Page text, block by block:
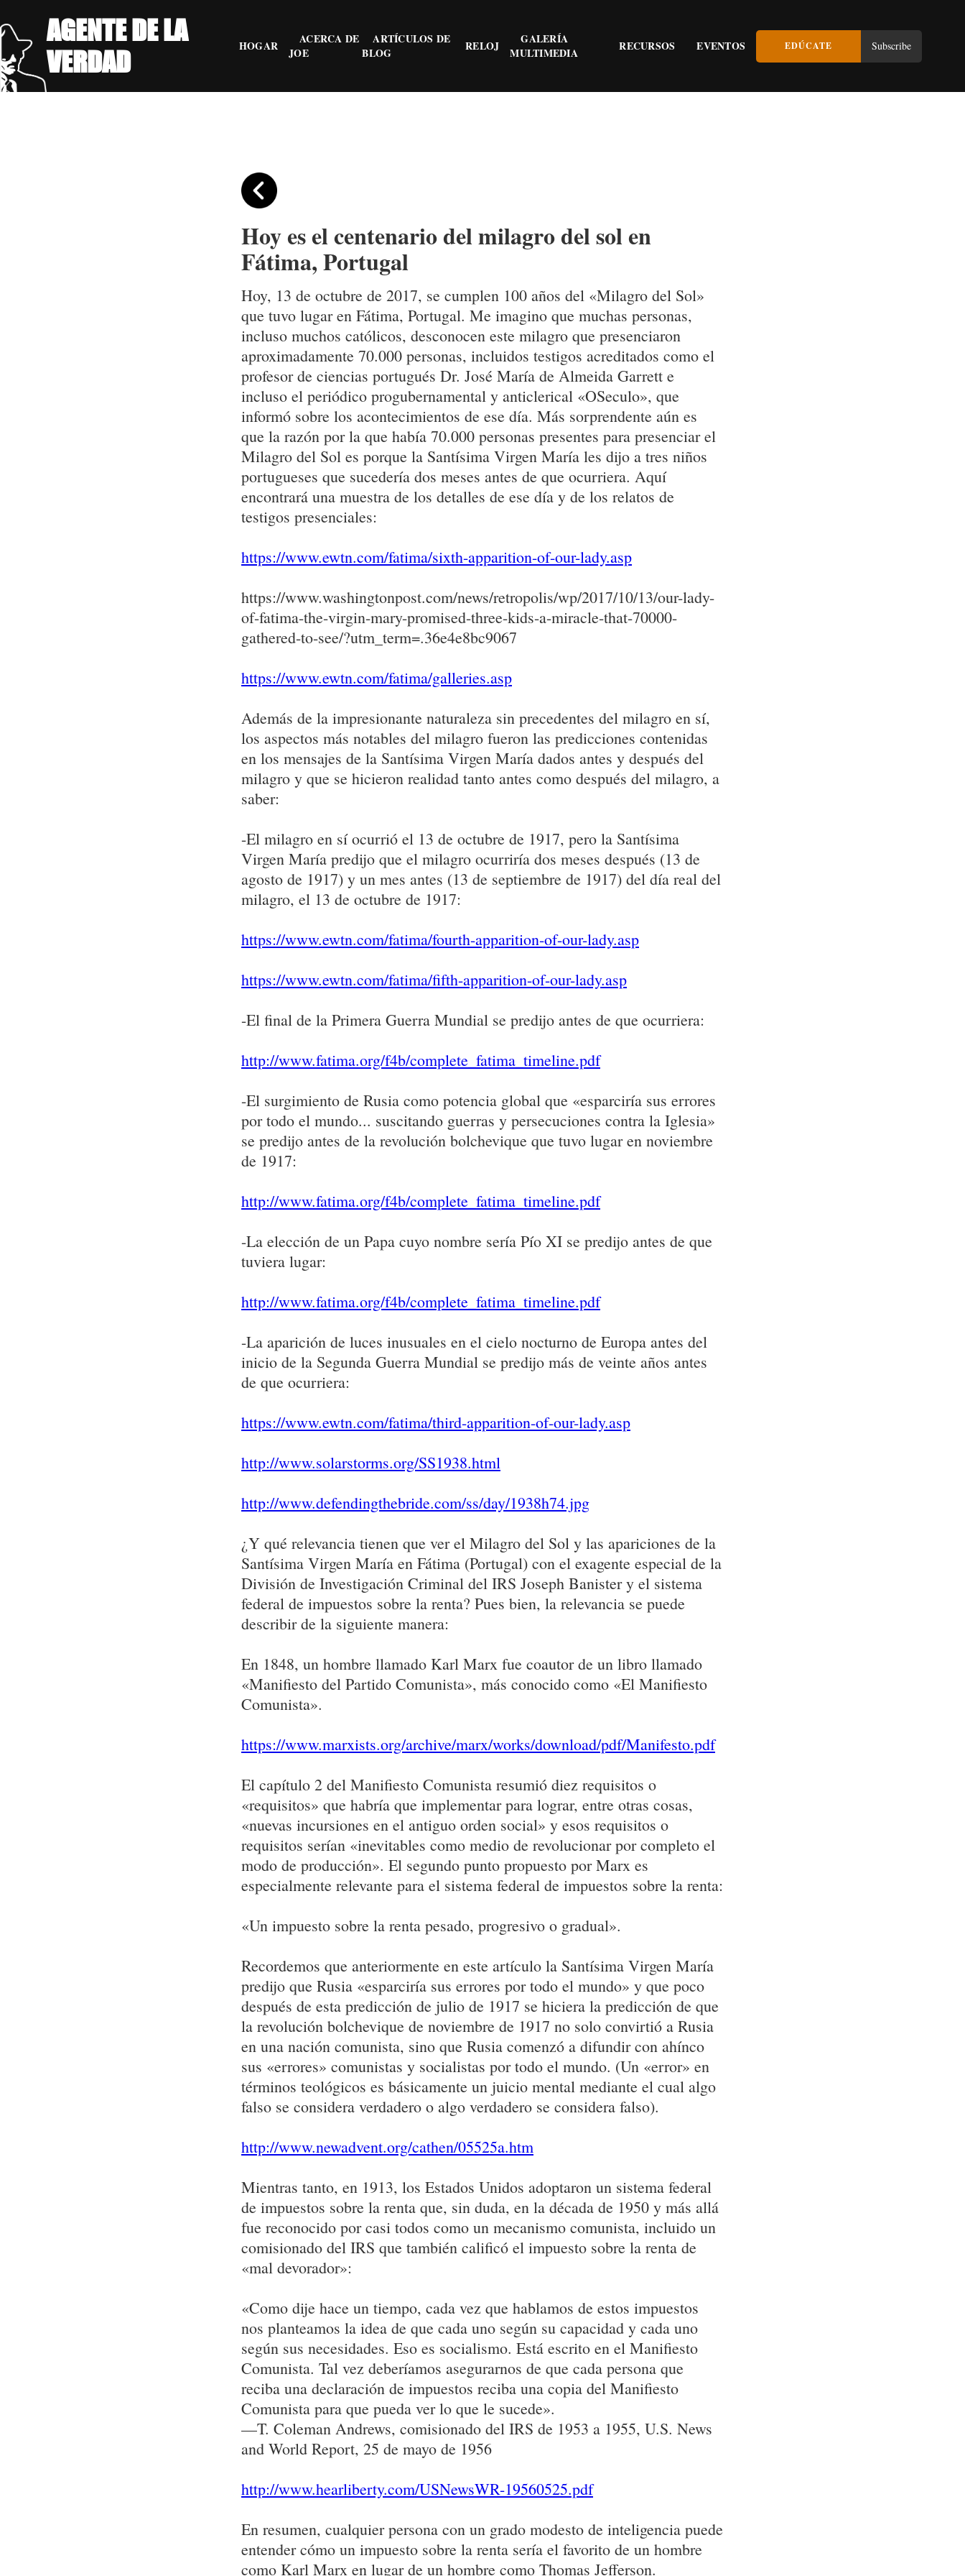
AGENTE DE LA
VERDAD
HOGAR
ACERCA DE
JOE
ARTÍCULOS DE
BLOG
RELOJ
GALERÍA
MULTIMEDIA
RECURSOS EVENTOS EDÚCATE Subscribe
Hoy es el centenario del milagro del sol en
Fátima, Portugal
Hoy, 13 de octubre de 2017, se cumplen 100 años del «Milagro del Sol»
que tuvo lugar en Fátima, Portugal. Me imagino que muchas personas,
incluso muchos católicos, desconocen este milagro que presenciaron
aproximadamente 70.000 personas, incluidos testigos acreditados como el
profesor de ciencias portugués Dr. José María de Almeida Garrett e
incluso el periódico progubernamental y anticlerical «OSeculo», que
informó sobre los acontecimientos de ese día. Más sorprendente aún es
que la razón por la que había 70.000 personas presentes para presenciar el
Milagro del Sol es porque la Santísima Virgen María les dijo a tres niños
portugueses que sucedería dos meses antes de que ocurriera. Aquí
encontrará una muestra de los detalles de ese día y de los relatos de
testigos presenciales:
https://www.ewtn.com/fatima/sixth-apparition-of-our-lady.asp
https://www.washingtonpost.com/news/retropolis/wp/2017/10/13/our-lady-
of-fatima-the-virgin-mary-promised-three-kids-a-miracle-that-70000-
gathered-to-see/?utm_term=.36e4e8bc9067
https://www.ewtn.com/fatima/galleries.asp
Además de la impresionante naturaleza sin precedentes del milagro en sí,
los aspectos más notables del milagro fueron las predicciones contenidas
en los mensajes de la Santísima Virgen María dados antes y después del
milagro y que se hicieron realidad tanto antes como después del milagro, a
saber:
-El milagro en sí ocurrió el 13 de octubre de 1917, pero la Santísima
Virgen María predijo que el milagro ocurriría dos meses después (13 de
agosto de 1917) y un mes antes (13 de septiembre de 1917) del día real del
milagro, el 13 de octubre de 1917:
https://www.ewtn.com/fatima/fourth-apparition-of-our-lady.asp
https://www.ewtn.com/fatima/fifth-apparition-of-our-lady.asp
-El final de la Primera Guerra Mundial se predijo antes de que ocurriera:
http://www.fatima.org/f4b/complete_fatima_timeline.pdf
-El surgimiento de Rusia como potencia global que «esparciría sus errores
por todo el mundo... suscitando guerras y persecuciones contra la Iglesia»
se predijo antes de la revolución bolchevique que tuvo lugar en noviembre
de 1917:
http://www.fatima.org/f4b/complete_fatima_timeline.pdf
-La elección de un Papa cuyo nombre sería Pío XI se predijo antes de que
tuviera lugar:
http://www.fatima.org/f4b/complete_fatima_timeline.pdf
-La aparición de luces inusuales en el cielo nocturno de Europa antes del
inicio de la Segunda Guerra Mundial se predijo más de veinte años antes
de que ocurriera:
https://www.ewtn.com/fatima/third-apparition-of-our-lady.asp
http://www.solarstorms.org/SS1938.html
http://www.defendingthebride.com/ss/day/1938h74.jpg
¿Y qué relevancia tienen que ver el Milagro del Sol y las apariciones de la
Santísima Virgen María en Fátima (Portugal) con el exagente especial de la
División de Investigación Criminal del IRS Joseph Banister y el sistema
federal de impuestos sobre la renta? Pues bien, la relevancia se puede
describir de la siguiente manera:
En 1848, un hombre llamado Karl Marx fue coautor de un libro llamado
«Manifiesto del Partido Comunista», más conocido como «El Manifiesto
Comunista».
https://www.marxists.org/archive/marx/works/download/pdf/Manifesto.pdf
El capítulo 2 del Manifiesto Comunista resumió diez requisitos o
«requisitos» que habría que implementar para lograr, entre otras cosas,
«nuevas incursiones en el antiguo orden social» y esos requisitos o
requisitos serían «inevitables como medio de revolucionar por completo el
modo de producción». El segundo punto propuesto por Marx es
especialmente relevante para el sistema federal de impuestos sobre la renta:
«Un impuesto sobre la renta pesado, progresivo o gradual».
Recordemos que anteriormente en este artículo la Santísima Virgen María
predijo que Rusia «esparciría sus errores por todo el mundo» y que poco
después de esta predicción de julio de 1917 se hiciera la predicción de que
la revolución bolchevique de noviembre de 1917 no solo convirtió a Rusia
en una nación comunista, sino que Rusia comenzó a difundir con ahínco
sus «errores» comunistas y socialistas por todo el mundo. (Un «error» en
términos teológicos es básicamente un juicio mental mediante el cual algo
falso se considera verdadero o algo verdadero se considera falso).
http://www.newadvent.org/cathen/05525a.htm
Mientras tanto, en 1913, los Estados Unidos adoptaron un sistema federal
de impuestos sobre la renta que, sin duda, en la década de 1950 y más allá
fue reconocido por casi todos como un mecanismo comunista, incluido un
comisionado del IRS que también calificó el impuesto sobre la renta de
«mal devorador»:
«Como dije hace un tiempo, cada vez que hablamos de estos impuestos
nos planteamos la idea de que cada uno según su capacidad y cada uno
según sus necesidades. Eso es socialismo. Está escrito en el Manifiesto
Comunista. Tal vez deberíamos asegurarnos de que cada persona que
reciba una declaración de impuestos reciba una copia del Manifiesto
Comunista para que pueda ver lo que le sucede».
—T. Coleman Andrews, comisionado del IRS de 1953 a 1955, U.S. News
and World Report, 25 de mayo de 1956
http://www.hearliberty.com/USNewsWR-19560525.pdf
En resumen, cualquier persona con un grado modesto de inteligencia puede
entender cómo un impuesto sobre la renta sería el favorito de un hombre
como Karl Marx en lugar de un hombre como Thomas Jefferson.